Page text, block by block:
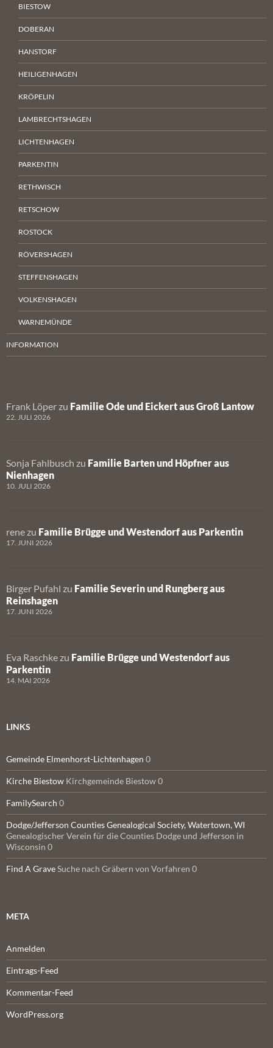
BIESTOW
DOBERAN
HANSTORF
HEILIGENHAGEN
KRÖPELIN
LAMBRECHTSHAGEN
LICHTENHAGEN
PARKENTIN
RETHWISCH
RETSCHOW
ROSTOCK
RÖVERSHAGEN
STEFFENSHAGEN
VOLKENSHAGEN
WARNEMÜNDE
INFORMATION
Frank Löper zu Familie Ode und Eickert aus Groß Lantow
22. JULI 2026
Sonja Fahlbusch zu Familie Barten und Höpfner aus
Nienhagen
10. JULI 2026
rene zu Familie Brügge und Westendorf aus Parkentin
17. JUNI 2026
Birger Pufahl zu Familie Severin und Rungberg aus
Reinshagen
17. JUNI 2026
Eva Raschke zu Familie Brügge und Westendorf aus
Parkentin
14. MAI 2026
LINKS
Gemeinde Elmenhorst-Lichtenhagen 0
Kirche Biestow Kirchgemeinde Biestow 0
FamilySearch 0
Dodge/Jefferson Counties Genealogical Society, Watertown, WI
Genealogischer Verein für die Counties Dodge und Jefferson in
Wisconsin 0
Find A GraveSuche nach Gräbern von Vorfahren 0
META
Anmelden
Eintrags-Feed
Kommentar-Feed
WordPress.org